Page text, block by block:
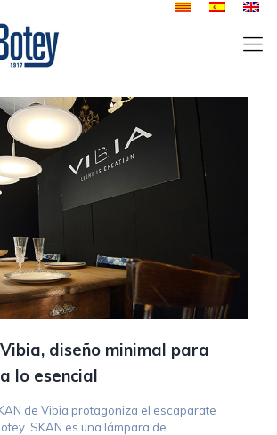
diseño minimal para
lo esencial
de Vibia protagoniza el escaparate
SKAN es una lámpara de